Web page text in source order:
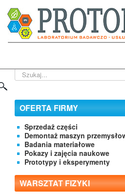
Szukaj...
OFERTA FIRMY
Sprzedaż części
Demontaż maszyn
Badania materiałowe
Pokazy i zajęcia naukowe
Prototypy i eksperymenty
WARSZTAT FIZYKI